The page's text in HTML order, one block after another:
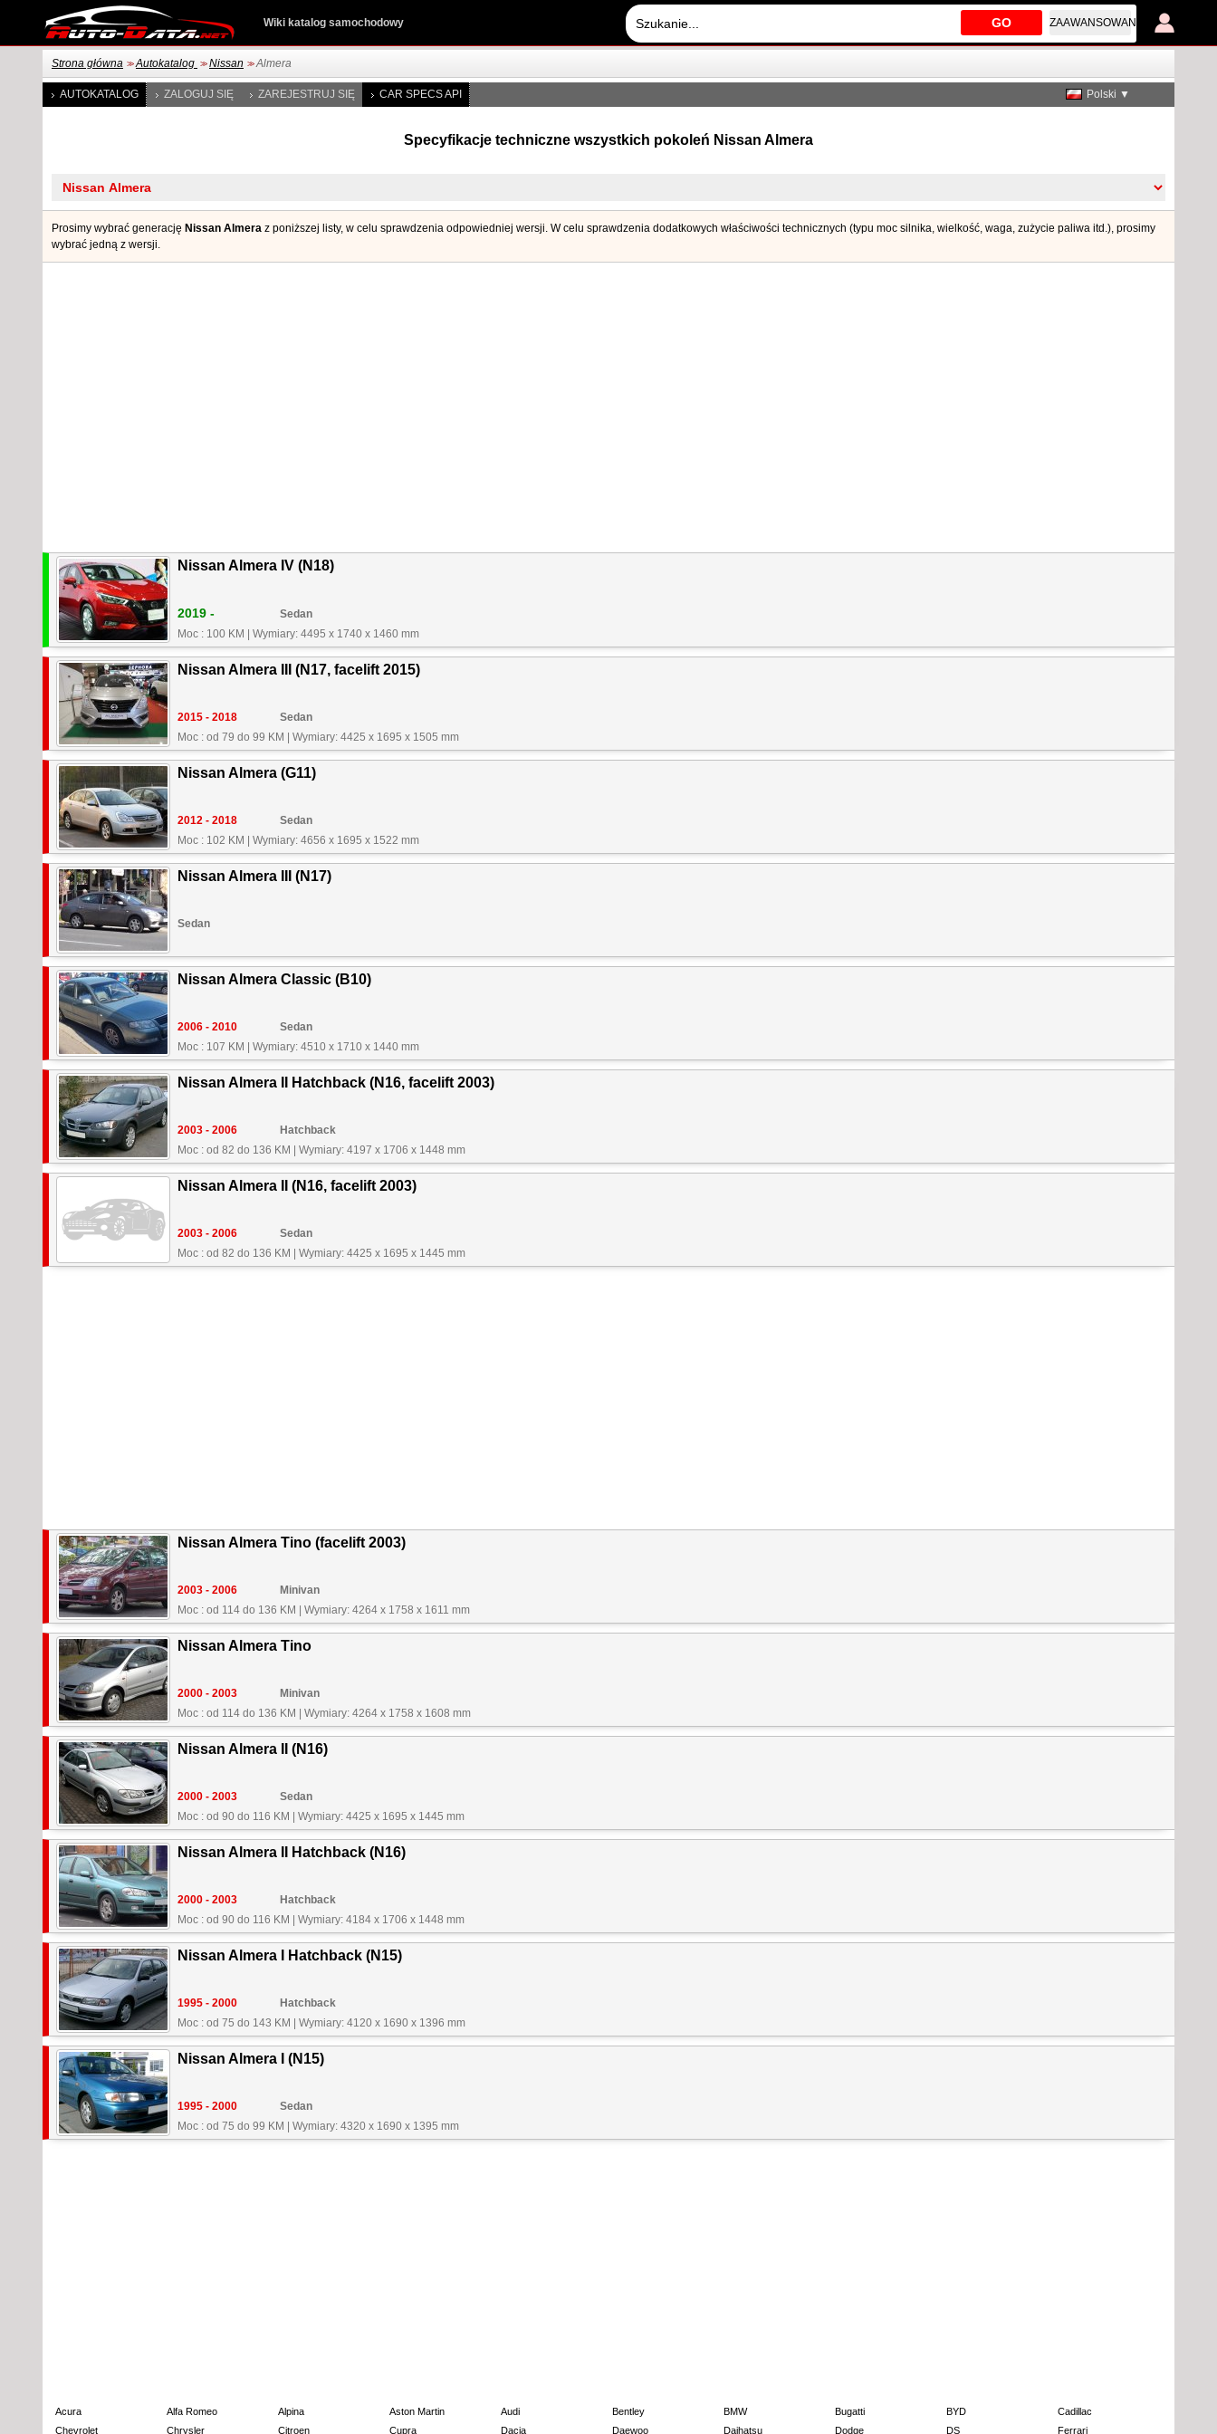
GO ZAAWANSOWANE
Wiki katalog samochodowy
Strona główna >> Autokatalog >> Nissan >> Almera
AUTOKATALOG ZALOGUJ SIĘ ZAREJESTRUJ SIĘ CAR SPECS API Polski ▼
Specyfikacje techniczne wszystkich pokoleń Nissan Almera
Prosimy wybrać generację Nissan Almera z poniższej listy, w celu sprawdzenia odpowiedniej wersji. W celu sprawdzenia dodatkowych właściwości technicznych (typu moc silnika, wielkość, waga, zużycie paliwa itd.), prosimy
wybrać jedną z wersji.
Nissan Almera IV (N18)
2019 -
Sedan
Moc : 100 KM
Wymiary: 4495 x 1740 x 1460 mm
Nissan Almera III (N17, facelift 2015)
2015 - 2018
Sedan
Moc : od 79 do 99 KM
Wymiary: 4425 x 1695 x 1505 mm
Nissan Almera (G11)
2012 - 2018
Sedan
Moc : 102 KM
Wymiary: 4656 x 1695 x 1522 mm
Nissan Almera III (N17)
Sedan
Nissan Almera Classic (B10)
2006 - 2010
Sedan
Moc : 107 KM
Wymiary: 4510 x 1710 x 1440 mm
Nissan Almera II Hatchback (N16, facelift 2003)
2003 - 2006
Hatchback
Moc : od 82 do 136 KM
Wymiary: 4197 x 1706 x 1448 mm
Nissan Almera II (N16, facelift 2003)
2003 - 2006
Sedan
Moc : od 82 do 136 KM
Wymiary: 4425 x 1695 x 1445 mm
Nissan Almera Tino (facelift 2003)
2003 - 2006
Minivan
Moc : od 114 do 136 KM
Wymiary: 4264 x 1758 x 1611 mm
Nissan Almera Tino
2000 - 2003
Minivan
Moc : od 114 do 136 KM
Wymiary: 4264 x 1758 x 1608 mm
Nissan Almera II (N16)
2000 - 2003
Sedan
Moc : od 90 do 116 KM
Wymiary: 4425 x 1695 x 1445 mm
Nissan Almera II Hatchback (N16)
2000 - 2003
Hatchback
Moc : od 90 do 116 KM
Wymiary: 4184 x 1706 x 1448 mm
Nissan Almera I Hatchback (N15)
1995 - 2000
Hatchback
Moc : od 75 do 143 KM
Wymiary: 4120 x 1690 x 1396 mm
Nissan Almera I (N15)
1995 - 2000
Sedan
Moc : od 75 do 99 KM
Wymiary: 4320 x 1690 x 1395 mm
Acura Alfa Romeo Alpina Aston Martin Audi Bentley BMW Bugatti BYD
Cadillac
Chevrolet
Chrysler Citroen Cupra Dacia Daewoo Daihatsu Dodge DS Ferrari